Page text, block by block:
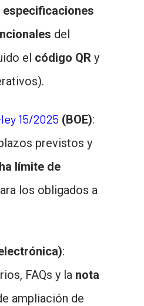
especificaciones
del
el código QR y
15/2025 (BOE):
previstos y
límite de
los obligados a
:
FAQs y la nota
ampliación de